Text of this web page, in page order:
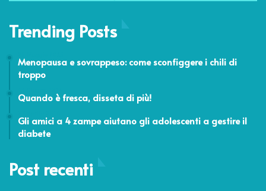
Trending Posts
Menopausa e sovrappeso: come sconfiggere i chili di
troppo
Quando è fresca, disseta di più!
Gli amici a 4 zampe aiutano gli adolescenti a gestire il
diabete
Post recenti